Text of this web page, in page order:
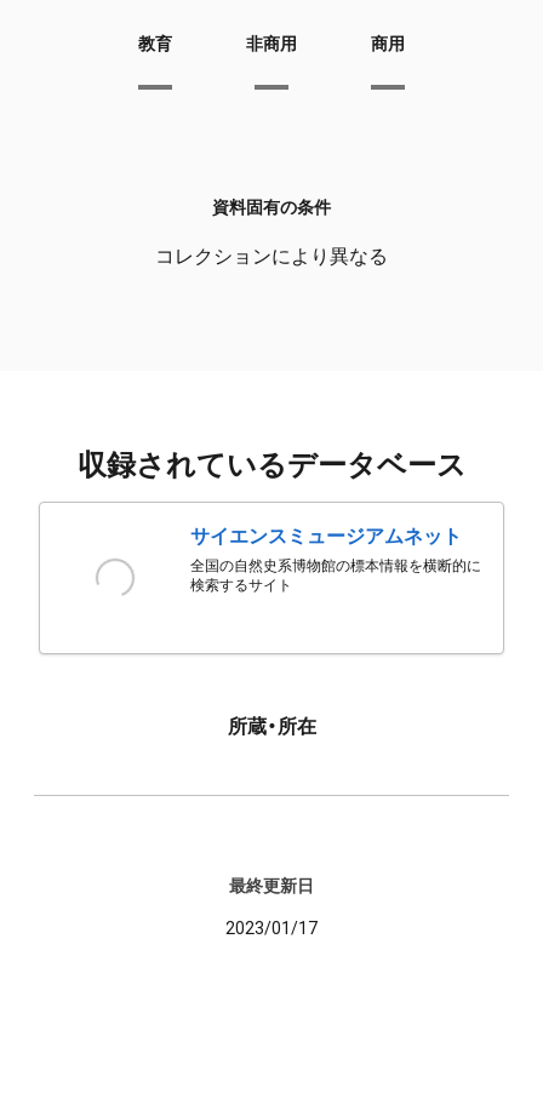
教育 非商用 商用
資料固有の条件
コレクションにより異なる
収録されているデータベース
サイエンスミュージアムネット
全国の自然史系博物館の標本情報を横断的に
検索するサイト
所蔵・所在
最終更新日
2023/01/17